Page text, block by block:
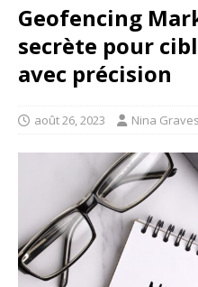
Geofencing
secrète pour
avec précision
août 26, 2023 Nina Graves